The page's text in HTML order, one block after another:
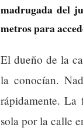
madrugada del
metros para
El dueño de la
la conocían.
rápidamente.
sola por la calle